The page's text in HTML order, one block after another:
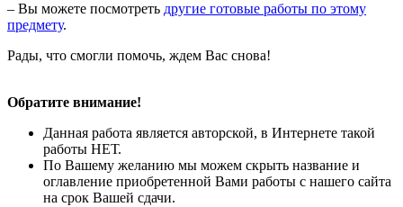
– Вы можете посмотреть другие готовые работы по этому
предмету.
Рады, что смогли помочь, ждем Вас снова!
Обратите внимание!
Данная работа является авторской, в Интернете такой
работы НЕТ.
По Вашему желанию мы можем скрыть название и
оглавление приобретенной Вами работы с нашего сайта
на срок Вашей сдачи.